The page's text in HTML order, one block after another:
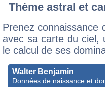
Thème astral et
Prenez connaissance
avec sa carte du ciel,
le calcul de ses
Walter Benjamin
Données de naissance et